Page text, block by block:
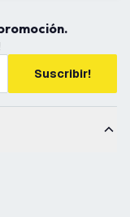
Suscribir!